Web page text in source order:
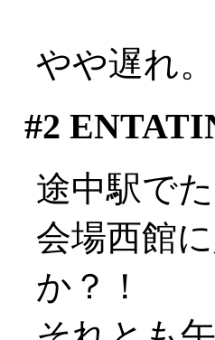
やや遅れ。
#2
途中駅で
会場西館
か？！